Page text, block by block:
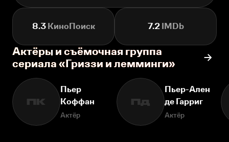
8.3КиноПоиск 7.2IMDb
Актёры и съёмочная группа
сериала «Гриззи и лемминги»
ПК
Пьер
Коффан
Актёр
Пд
Пьер-Ален
де Гарриг
Актёр